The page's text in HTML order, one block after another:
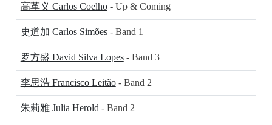
高革义 Carlos Coelho- Up & Coming
史道加 Carlos Simões- Band 1
罗方盛 David Silva Lopes- Band 3
李思浩 Francisco Leitão- Band 2
朱莉雅 Julia Herold - Band 2